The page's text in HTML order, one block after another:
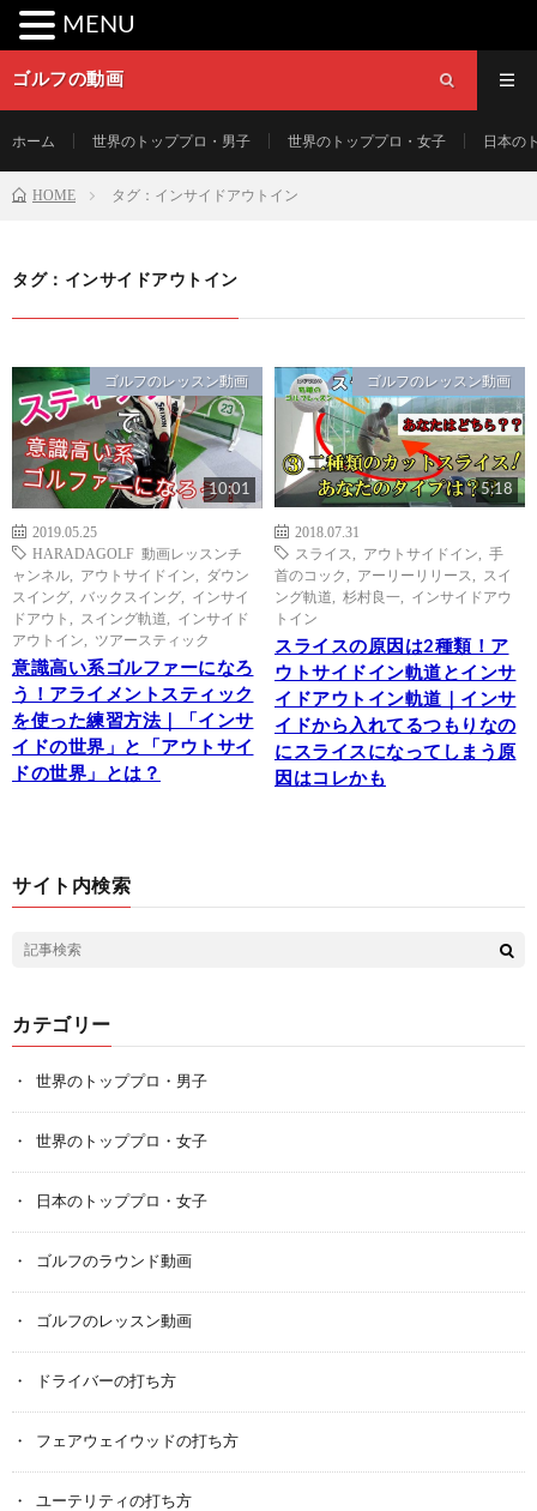
ゴルフの動画
ホーム 世界のトッププロ・男子 世界のトッププロ・女子 日本の
HOME タグ：インサイドアウトイン
タグ：インサイドアウトイン
ゴルフのレッスン動画
10:01
2019.05.25
HARADAGOLF 動画レッスンチ
ャンネル
アウトサイドイン
ダウン
スイング
バックスイング
インサイ
ドアウト
スイング軌道
インサイド
アウトイン
ツアースティック
意識高い系ゴルファーになろ
う！アライメントスティック
を使った練習方法｜「インサ
イドの世界」と「アウトサイ
ドの世界」とは？
ゴルフのレッスン動画
5:18
2018.07.31
スライス
アウトサイドイン
手
首のコック
アーリーリリース
スイ
ング軌道
杉村良一
インサイドアウ
トイン
スライスの原因は2種類！ア
ウトサイドイン軌道とインサ
イドアウトイン軌道｜インサ
イドから入れてるつもりなの
にスライスになってしまう原
因はコレかも
サイト内検索
カテゴリー
世界のトッププロ・男子
世界のトッププロ・女子
日本のトッププロ・女子
ゴルフのラウンド動画
ゴルフのレッスン動画
ドライバーの打ち方
フェアウェイウッドの打ち方
ユーテリティの打ち方
MENU